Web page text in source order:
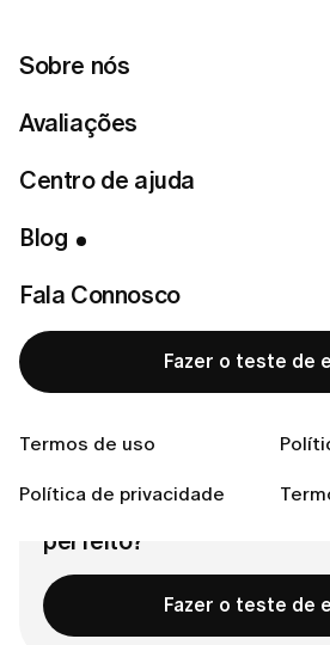
Sobre nós
Avaliações
Centro de ajuda
Blog
Fala Connosco
Fazer o teste de
Termos de uso
Política de privacidade
Índice
Pronta para encontrar o
perfeito?
Fazer o teste de